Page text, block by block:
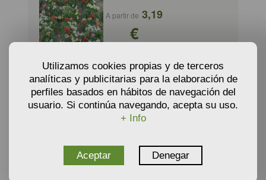
A partir de 3,19
€
ATRIPLEX HORTENSIS Green Plume
- Orgaza verde
Utilizamos cookies propias y de terceros
analíticas y publicitarias para la elaboración de
perfiles basados en hábitos de navegación del
usuario. Si continúa navegando, acepta su uso.
+ Info
Aceptar Denegar